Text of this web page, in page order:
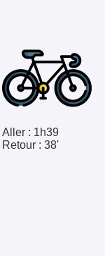
Aller : 1h39
Retour : 38'